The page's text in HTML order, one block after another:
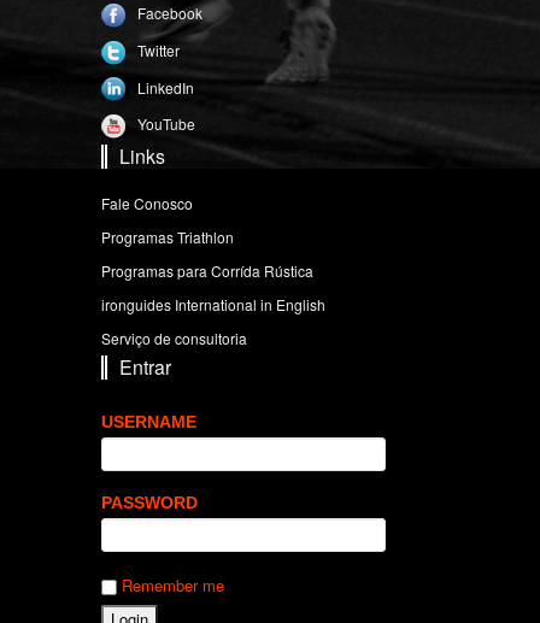
Facebook
Twitter
LinkedIn
YouTube
Links
Fale Conosco
Programas Triathlon
Programas para Corrída Rústica
ironguides International in English
Serviço de consultoria
Entrar
USERNAME
PASSWORD
Remember me